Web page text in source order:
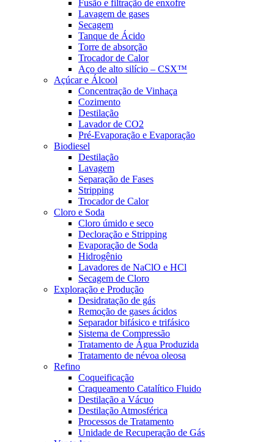
Fusão e filtração de enxofre
Lavagem de gases
Secagem
Tanque de Ácido
Torre de absorção
Trocador de Calor
Aço de alto silício – CSX™
Açúcar e Álcool
Concentração de Vinhaça
Cozimento
Destilação
Lavador de CO2
Pré-Evaporação e Evaporação
Biodiesel
Destilação
Lavagem
Separação de Fases
Stripping
Trocador de Calor
Cloro e Soda
Cloro úmido e seco
Decloração e Stripping
Evaporação de Soda
Hidrogênio
Lavadores de NaClO e HCl
Secagem de Cloro
Exploração e Produção
Desidratação de gás
Remoção de gases ácidos
Separador bifásico e trifásico
Sistema de Compressão
Tratamento de Água Produzida
Tratamento de névoa oleosa
Refino
Coqueificação
Craqueamento Catalítico Fluido
Destilação a Vácuo
Destilação Atmosférica
Processos de Tratamento
Unidade de Recuperação de Gás